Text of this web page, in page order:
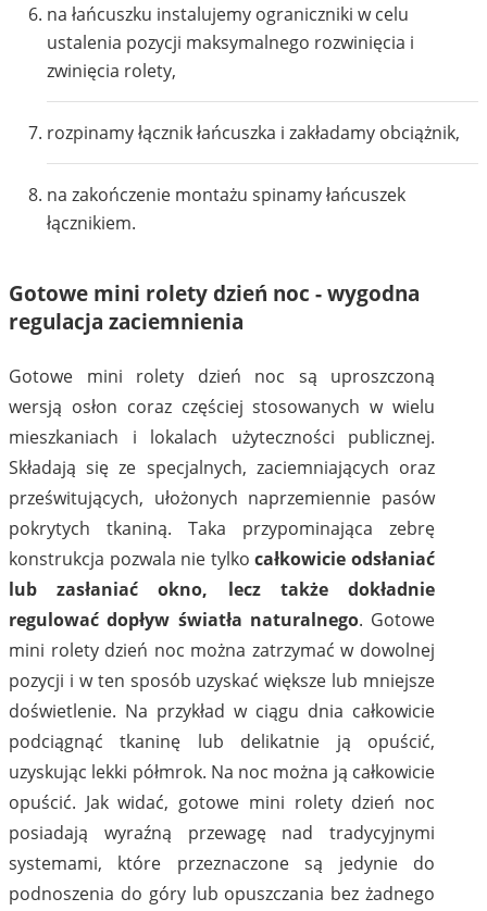
Gotowe mini rolety dzień noc - wygodna
regulacja zaciemnienia
Gotowe mini rolety dzień noc są uproszczoną
wersją osłon coraz częściej stosowanych w wielu
mieszkaniach i lokalach użyteczności publicznej.
Składają się ze specjalnych, zaciemniających oraz
prześwitujących, ułożonych naprzemiennie pasów
pokrytych tkaniną. Taka przypominająca zebrę
konstrukcja pozwala nie tylkocałkowicie odsłaniać
lub zasłaniać okno, lecz także dokładnie
regulować dopływ światła naturalnego. Gotowe
mini rolety dzień noc można zatrzymać w dowolnej
pozycji i w ten sposób uzyskać większe lub mniejsze
doświetlenie. Na przykład w ciągu dnia całkowicie
podciągnąć tkaninę lub delikatnie ją opuścić,
uzyskując lekki półmrok. Na noc można ją całkowicie
opuścić. Jak widać, gotowe mini rolety dzień noc
posiadają wyraźną przewagę nad tradycyjnymi
systemami, które przeznaczone są jedynie do
podnoszenia do góry lub opuszczania bez żadnego
na łańcuszku instalujemy ograniczniki w celu
ustalenia pozycji maksymalnego rozwinięcia i
zwinięcia rolety,
rozpinamy łącznik łańcuszka i zakładamy obciążnik,
na zakończenie montażu spinamy łańcuszek
łącznikiem.